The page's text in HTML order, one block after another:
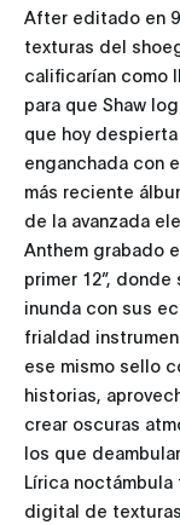
After editado en
texturas del
calificarían como
para que Shaw
que hoy
enganchada con
más reciente
de la avanzada
Anthem grabado
primer 12”,
inunda con sus
frialdad
ese mismo sello
historias,
crear oscuras
los que
Lírica
digital de